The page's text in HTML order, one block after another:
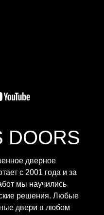
DOORS
дверное
с 2001 года и за
мы научились
решения. Любые
двери в любом